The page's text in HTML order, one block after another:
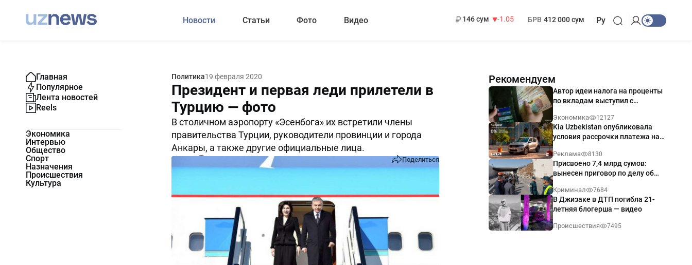
Новости Статьи Фото Видео
146 сум
-1.05
БРВ 412 000 сум Ру
Главная
Популярное
Лента новостей
Reels
Экономика
Интервью
Общество
Спорт
Назначения
Происшествия
Культура
Политика19 февраля 2020
Президент и первая леди прилетели в
Турцию — фото
В столичном аэропорту «Эсенбога» их встретили члены
правительства Турции, руководители провинции и города
Анкары, а также другие официальные лица.
Поделиться
Рекомендуем
Автор идеи налога на проценты
по вкладам выступил с
Экономика 12127
Kia Uzbekistan опубликовала
условия рассрочки платежа на
годовых
Реклама 8130
Присвоено 7,4 млрд сумов:
вынесен приговор по делу об
Ташкенте
Криминал 7684
В Джизаке в ДТП погибла 21-
летняя блогерша — видео
Происшествия 7495